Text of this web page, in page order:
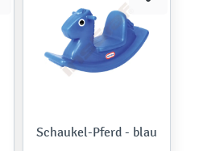
Schaukel-Pferd - blau